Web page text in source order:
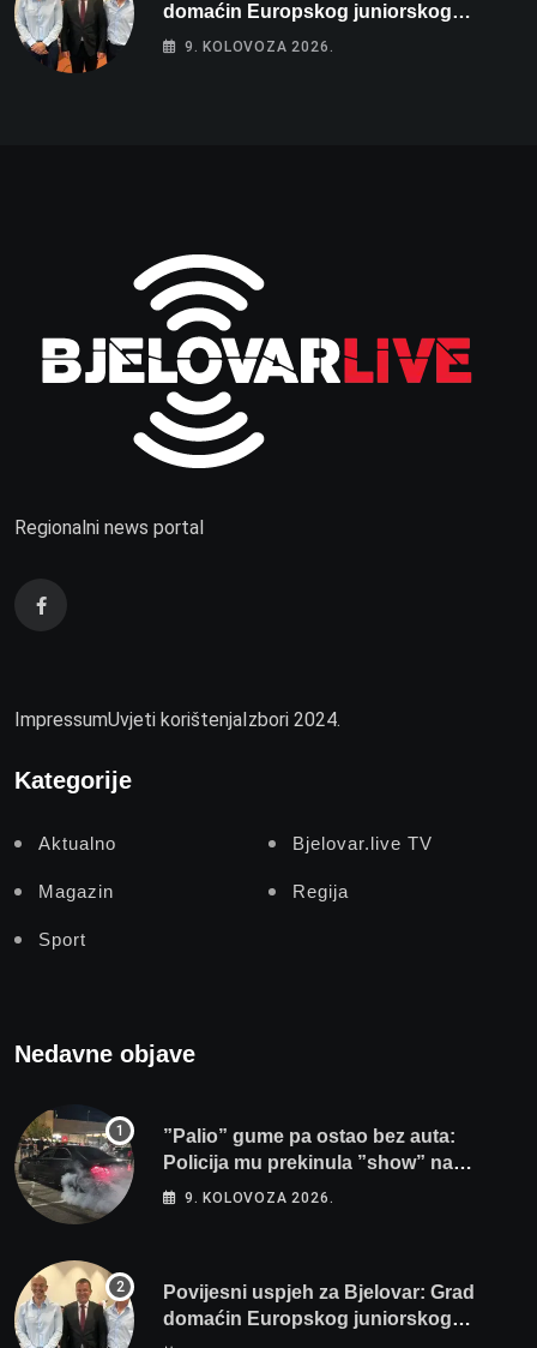
domaćin Europskog juniorskog
prvenstva u plivanju 2027!
9. KOLOVOZA 2026.
Regionalni news portal
ImpressumUvjeti korištenja Izbori 2024.
Kategorije
Aktualno Bjelovar.live TV
Magazin Regija
Sport
Nedavne objave
”Palio” gume pa ostao bez auta:
Policija mu prekinula ”show” na
parkingu u Bjelovaru
9. KOLOVOZA 2026.
Povijesni uspjeh za Bjelovar: Grad
domaćin Europskog juniorskog